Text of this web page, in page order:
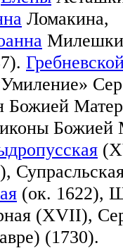
Ломакина,
Божией
Божией
(ок. 1622),
(XVII),
(1730).